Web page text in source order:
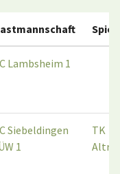
Lambsheim 1
Siebeldingen
1
TK
Altrip